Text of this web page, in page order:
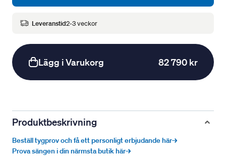
Leveranstid2-3 veckor
Lägg i Varukorg 82 790 kr
Produktbeskrivning
Beställ tygprov och få ett personligt erbjudande här→
Prova sängen i din närmsta butik här→